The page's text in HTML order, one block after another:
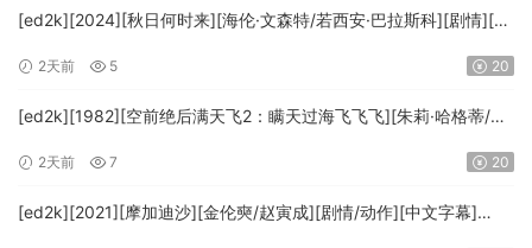
[ed2k][2024][秋日何时来][海伦·文森特/若西安·巴拉斯科][剧情][中
FRDS]
2天前 5 20
[ed2k][1982][空前绝后满天飞2：瞒天过海飞飞飞][朱莉·哈格蒂/罗
[1080p.BluRay.x264.DTS-WiKi]
2天前 7 20
[ed2k][2021][摩加迪沙][金伦奭/赵寅成][剧情/动作][中文字幕]